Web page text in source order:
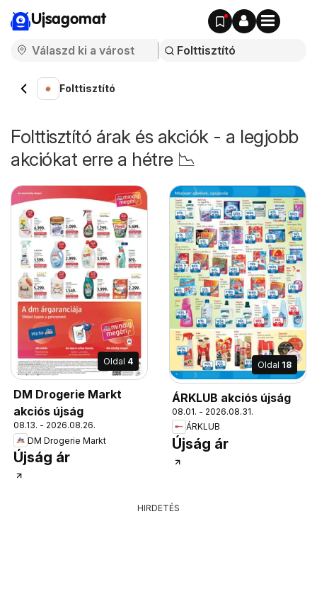
Ujsagomat
Folttisztító
Folttisztító árak és akciók - a legjobb
akciókat erre a hétre 📉
Oldal 4
DM Drogerie Markt
akciós újság
08.13. - 2026.08.26.
DM Drogerie Markt
Újság ár
Oldal 18
ÁRKLUB akciós újság
08.01. - 2026.08.31.
ÁRKLUB
Újság ár
HIRDETÉS